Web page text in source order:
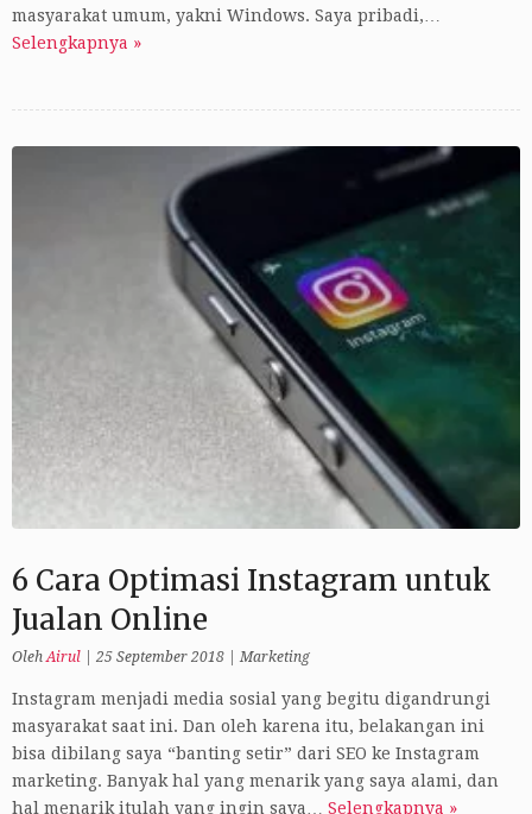
masyarakat umum, yakni Windows. Saya pribadi,…
Selengkapnya »
6 Cara Optimasi Instagram untuk
Jualan Online
Oleh Airul 25 September 2018 Marketing
Instagram menjadi media sosial yang begitu digandrungi
masyarakat saat ini. Dan oleh karena itu, belakangan ini
bisa dibilang saya “banting setir” dari SEO ke Instagram
marketing. Banyak hal yang menarik yang saya alami, dan
hal menarik itulah yang ingin saya… Selengkapnya »